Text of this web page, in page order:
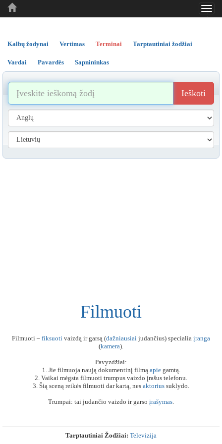
..
..
Kalbų žodynai Vertimas Terminai Tarptautiniai žodžiai
Vardai Pavardės Sapnininkas
Ieškoti
Filmuoti
Filmuoti – fiksuoti vaizdą ir garsą (dažniausiai judančius) specialia įranga
(kamera).
Pavyzdžiai:
1. Jie filmuoja naują dokumentinį filmą apiegamtą.
2. Vaikai mėgsta filmuoti trumpus vaizdo įrašus telefonu.
3. Šią sceną reikės filmuoti dar kartą, nes aktorius suklydo.
Trumpai: tai judančio vaizdo ir garso įrašymas.
Tarptautiniai Žodžiai: Televizija